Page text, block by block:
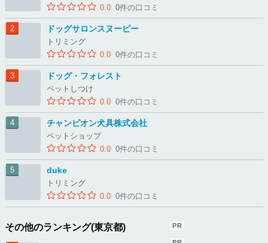
0.0 0件の口コミ
ドッグサロンスヌーピー
トリミング
0.0 0件の口コミ
ドッグ・フォレスト
ペットしつけ
0.0 0件の口コミ
チャンピオン犬具株式会社
ペットショップ
0.0 0件の口コミ
duke
トリミング
0.0 0件の口コミ
その他のランキング(東京都)